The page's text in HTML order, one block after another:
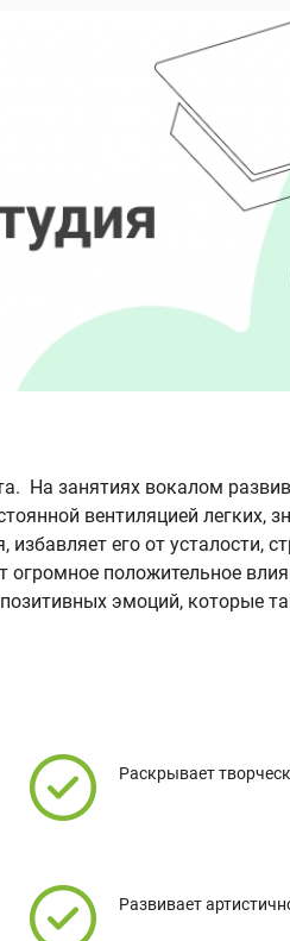
На занятиях вокалом
вентиляцией легких,
его от усталости,
положительное
эмоций, которые
Раскрывает
Развивает